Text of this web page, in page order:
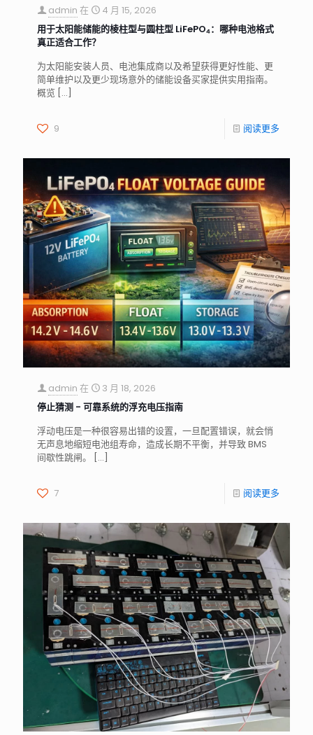
admin 在
4 月 15, 2026
用于太阳能储能的棱柱型与圆柱型 LiFePO₄：哪种电池格式
真正适合工作？
为太阳能安装人员、电池集成商以及希望获得更好性能、更
简单维护以及更少现场意外的储能设备买家提供实用指南。
概览 […]
9 阅读更多
admin 在
3 月 18, 2026
停止猜测 - 可靠系统的浮充电压指南
浮动电压是一种很容易出错的设置，一旦配置错误，就会悄
无声息地缩短电池组寿命，造成长期不平衡，并导致 BMS
间歇性跳闸。
[…]
7 阅读更多